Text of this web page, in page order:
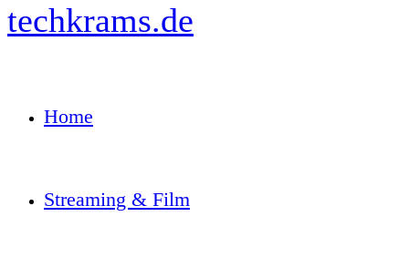
techkrams.de
Home
Streaming & Film